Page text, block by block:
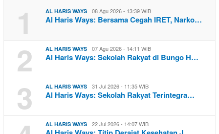
1 AL HARIS WAYS 08 Agu 2026 - 13:39 WIB
Al Haris Ways: Bersama Cegah IRET, Narko…
2 AL HARIS WAYS 07 Agu 2026 - 14:11 WIB
Al Haris Ways: Sekolah Rakyat di Bungo H…
3 AL HARIS WAYS 31 Jul 2026 - 11:35 WIB
Al Haris Ways: Sekolah Rakyat Terintegra…
AL HARIS WAYS 22 Jul 2026 - 14:07 WIB